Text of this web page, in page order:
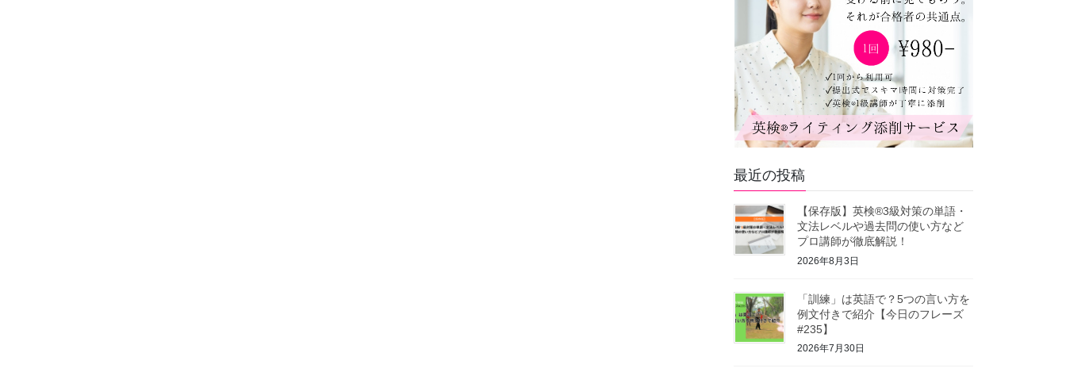
最近の投稿
【保存版】英検®3級対策の単語・
文法レベルや過去問の使い方など
プロ講師が徹底解説！
2026年8月3日
「訓練」は英語で？5つの言い方を
例文付きで紹介【今日のフレーズ
#235】
2026年7月30日